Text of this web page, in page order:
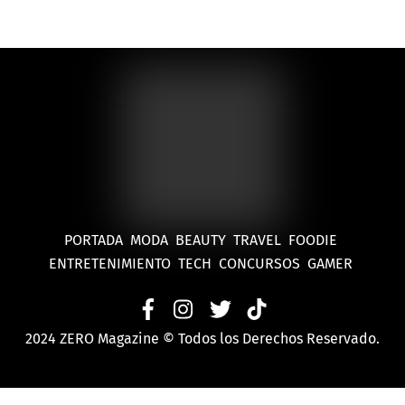
compromiso ambiental
PORTADA MODA BEAUTY TRAVEL FOODIE
ENTRETENIMIENTO TECH CONCURSOS GAMER
2024 ZERO Magazine © Todos los Derechos Reservado.